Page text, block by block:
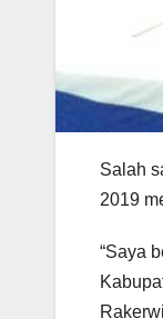
Salah
2019
“Saya